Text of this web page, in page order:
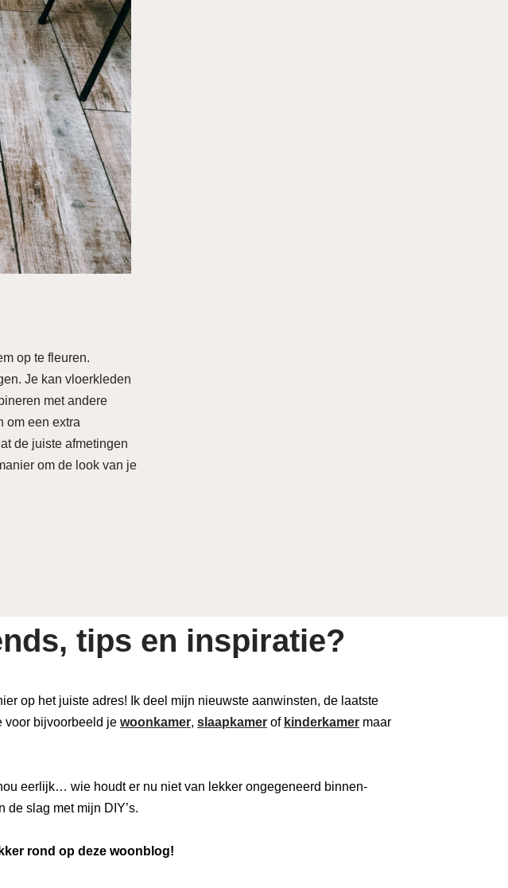
op te fleuren.
Je kan vloerkleden
met andere
om een extra
de juiste afmetingen
om de look van je
tips en inspiratie?
op het juiste adres! Ik deel mijn nieuwste aanwinsten, de laatste
voor bijvoorbeeld je woonkamer, slaapkamer of kinderkamer maar
eerlijk… wie houdt er nu niet van lekker ongegeneerd binnen-
slag met mijn DIY’s.
rond op deze woonblog!